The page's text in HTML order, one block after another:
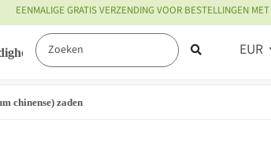
EENMALIGE GRATIS VERZENDING VOOR BESTELLINGEN
EUR
chinense) zaden